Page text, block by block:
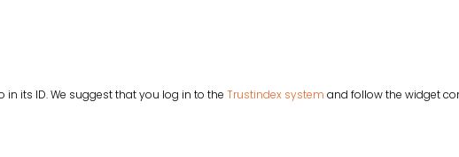
its ID. We suggest that you log in to the Trustindex system and follow the widget